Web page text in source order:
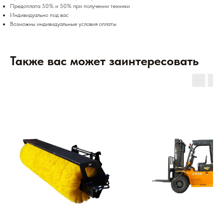
Предоплата 50% и 50% при получении техники
Индивидуально под вас
Возможны индивидуальные условия оплаты
Также вас может заинтересовать